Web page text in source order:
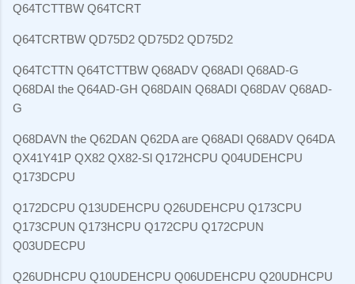
Q64TCTTBW Q64TCRT
Q64TCRTBW QD75D2 QD75D2 QD75D2
Q64TCTTN Q64TCTTBW Q68ADV Q68ADI Q68AD-G
Q68DAI the Q64AD-GH Q68DAIN Q68ADI Q68DAV Q68AD-
G
Q68DAVN the Q62DAN Q62DA are Q68ADI Q68ADV Q64DA
QX41Y41P QX82 QX82-Sl Q172HCPU Q04UDEHCPU
Q173DCPU
Q172DCPU Q13UDEHCPU Q26UDEHCPU Q173CPU
Q173CPUN Q173HCPU Q172CPU Q172CPUN
Q03UDECPU
Q26UDHCPU Q10UDEHCPU Q06UDEHCPU Q20UDHCPU